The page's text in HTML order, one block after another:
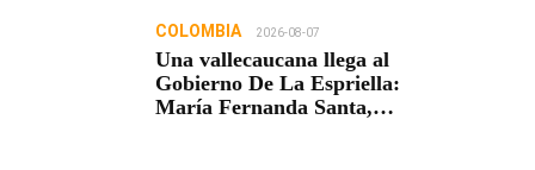
COLOMBIA 2026-08-07
Una vallecaucana llega al
Gobierno De La Espriella:
María Fernanda Santa,